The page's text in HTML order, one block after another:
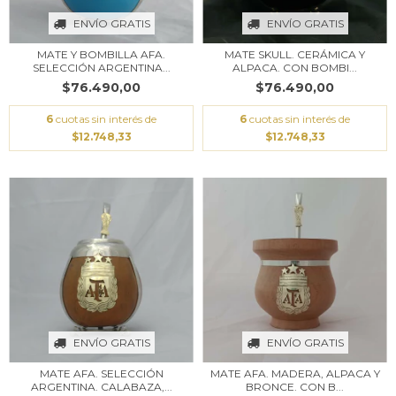
ENVÍO GRATIS
MATE Y BOMBILLA AFA.
SELECCIÓN ARGENTINA...
$76.490,00
6 cuotas sin interés de
$12.748,33
ENVÍO GRATIS
MATE SKULL. CERÁMICA Y
ALPACA. CON BOMBI...
$76.490,00
6 cuotas sin interés de
$12.748,33
ENVÍO GRATIS
MATE AFA. SELECCIÓN
ARGENTINA. CALABAZA,...
ENVÍO GRATIS
MATE AFA. MADERA, ALPACA Y
BRONCE. CON B...